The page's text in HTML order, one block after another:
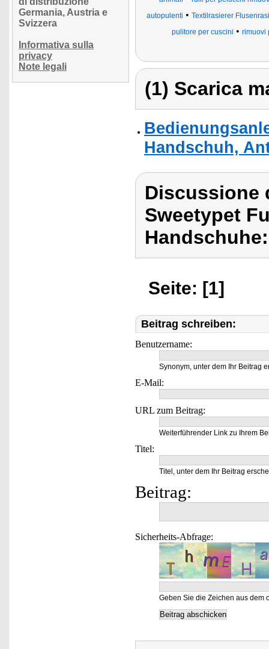
Germania, Austria e
Svizzera
Informativa sulla
privacy
Note legali
autopulenti • Textilrasierer
pulitore per cuscini • rimuovi
(1) Scarica
Handschuh,
Discussione
Sweetypet
Handschuhe:
Seite: [1]
Beitrag schreiben:
Benutzername:
Synonym, unter dem Ihr Beitrag
E-Mail:
URL zum Beitrag:
Weiterführender Link zu Ihrem
Titel:
Titel, unter dem Ihr Beitrag
Beitrag:
Sicherheits-Abfrage:
Geben Sie die Zeichen aus dem